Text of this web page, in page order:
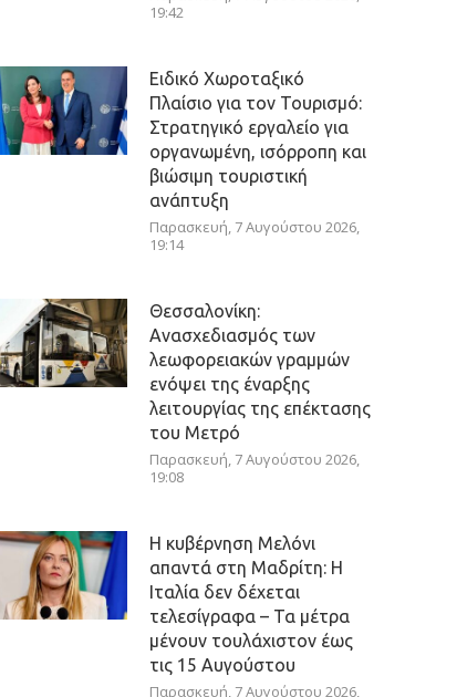
19:42
Ειδικό Χωροταξικό
Πλαίσιο για τον Τουρισμό:
Στρατηγικό εργαλείο για
οργανωμένη, ισόρροπη και
βιώσιμη τουριστική
ανάπτυξη
Παρασκευή, 7 Αυγούστου 2026,
19:14
Θεσσαλονίκη:
Ανασχεδιασμός των
λεωφορειακών γραμμών
ενόψει της έναρξης
λειτουργίας της επέκτασης
του Μετρό
Παρασκευή, 7 Αυγούστου 2026,
19:08
Η κυβέρνηση Μελόνι
απαντά στη Μαδρίτη: Η
Ιταλία δεν δέχεται
τελεσίγραφα – Τα μέτρα
μένουν τουλάχιστον έως
τις 15 Αυγούστου
Παρασκευή, 7 Αυγούστου 2026,